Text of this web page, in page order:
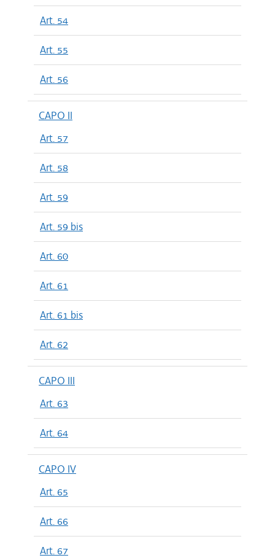
Art. 54
Art. 55
Art. 56
CAPO II
Art. 57
Art. 58
Art. 59
Art. 59 bis
Art. 60
Art. 61
Art. 61 bis
Art. 62
CAPO III
Art. 63
Art. 64
CAPO IV
Art. 65
Art. 66
Art. 67